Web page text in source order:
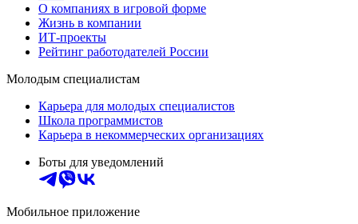
О компаниях в игровой форме
Жизнь в компании
ИТ-проекты
Рейтинг работодателей России
Молодым специалистам
Карьера для молодых специалистов
Школа программистов
Карьера в некоммерческих организациях
Боты для уведомлений
Мобильное приложение